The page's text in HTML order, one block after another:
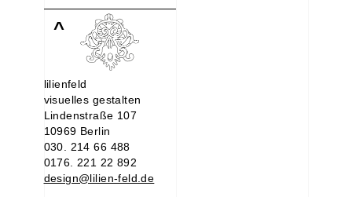
^
lilienfeld
visuelles gestalten
Lindenstraße 107
10969 Berlin
030. 214 66 488
0176. 221 22 892
design@lilien-feld.de